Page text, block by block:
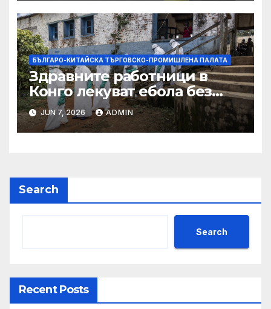
БЪЛГАРО-КИТАЙСКА ТЪРГОВСКО-ПРОМИШЛЕНА ПАЛАТА
Здравните работници в
Конго лекуват ебола без
заплащане, докато СЗО
търси ресурси
JUN 7, 2026 ADMIN
Search
Search
Recent Posts